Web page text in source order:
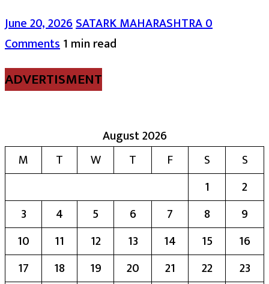
June 20, 2026SATARK MAHARASHTRA0
Comments1 min read
ADVERTISMENT
August 2026
M
T W T F S
S
1
2
3
4 5 6 7 8
9
10
11 12 13 14 15
16
17
18 19 20 21 22
23